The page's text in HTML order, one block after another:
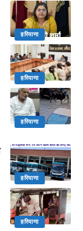
हरियाणा
हरियाणा
हरियाणा
हरियाणा
हरियाणा